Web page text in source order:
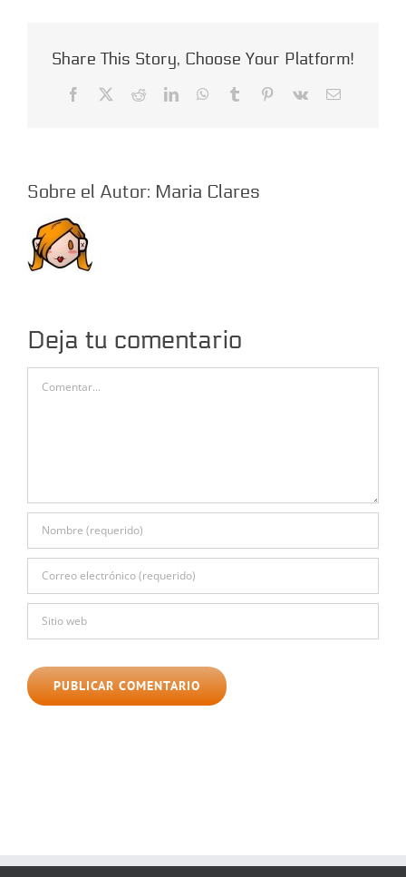
Share This Story, Choose Your Platform!
Facebook RedditLinkedInWhatsApp
Tumblr Pinterest
Vk
Correo
Sobre el Autor: Maria Clares
Deja tu comentario
Comentar